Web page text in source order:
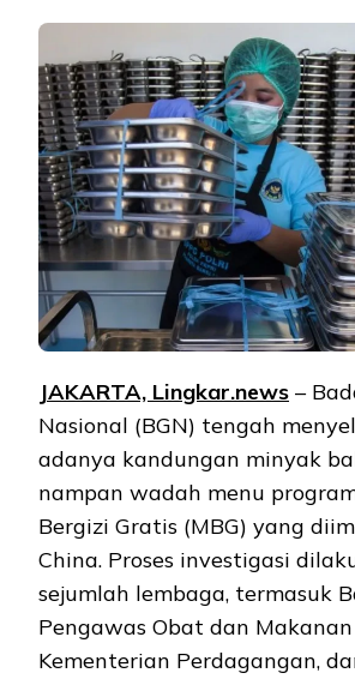
JAKARTA, Lingkar.news –
Nasional (BGN) tengah
adanya kandungan minyak
nampan wadah menu
Bergizi Gratis (MBG) yang
China. Proses investigasi
sejumlah lembaga, termasuk
Pengawas Obat dan Makanan
Kementerian Perdagangan,